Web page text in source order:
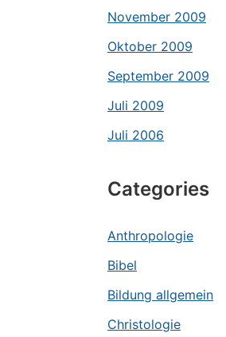
November 2009
Oktober 2009
September 2009
Juli 2009
Juli 2006
Categories
Anthropologie
Bibel
Bildung allgemein
Christologie